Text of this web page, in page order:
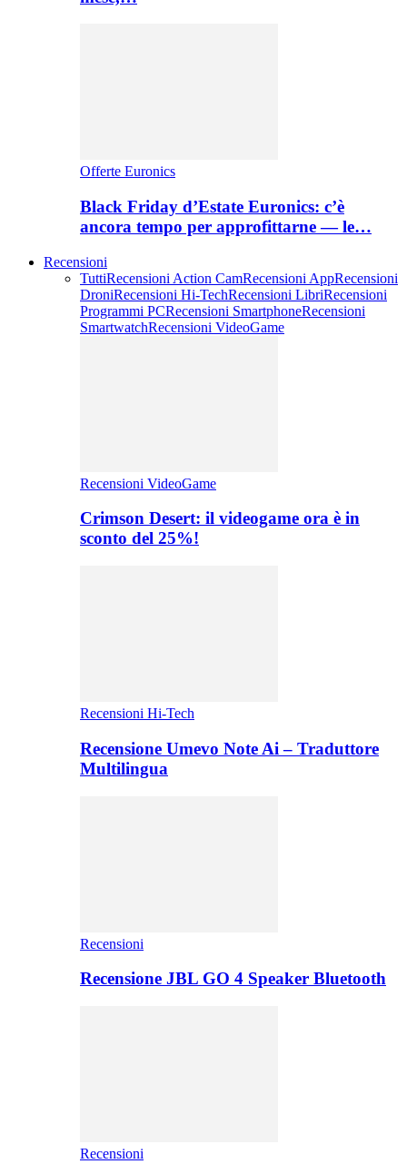
Offerte Euronics
Black Friday d’Estate Euronics: c’è
ancora tempo per approfittarne — le…
Recensioni
TuttiRecensioni Action CamRecensioni AppRecensioni
DroniRecensioni Hi-TechRecensioni LibriRecensioni
Programmi PCRecensioni SmartphoneRecensioni
SmartwatchRecensioni VideoGame
Recensioni VideoGame
Crimson Desert: il videogame ora è in
sconto del 25%!
Recensioni Hi-Tech
Recensione Umevo Note Ai – Traduttore
Multilingua
Recensioni
Recensione JBL GO 4 Speaker Bluetooth
Recensioni